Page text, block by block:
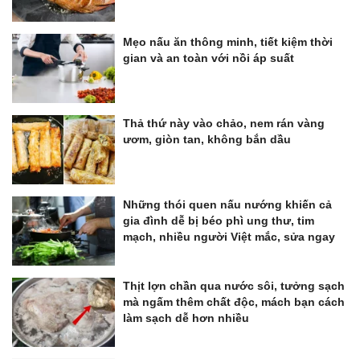
Mẹo nấu ăn thông minh, tiết kiệm thời
gian và an toàn với nồi áp suất
Thả thứ này vào chảo, nem rán vàng
ươm, giòn tan, không bắn dầu
Những thói quen nấu nướng khiến cả
gia đình dễ bị béo phì ung thư, tim
mạch, nhiều người Việt mắc, sửa ngay
Thịt lợn chần qua nước sôi, tưởng sạch
mà ngấm thêm chất độc, mách bạn cách
làm sạch dễ hơn nhiều